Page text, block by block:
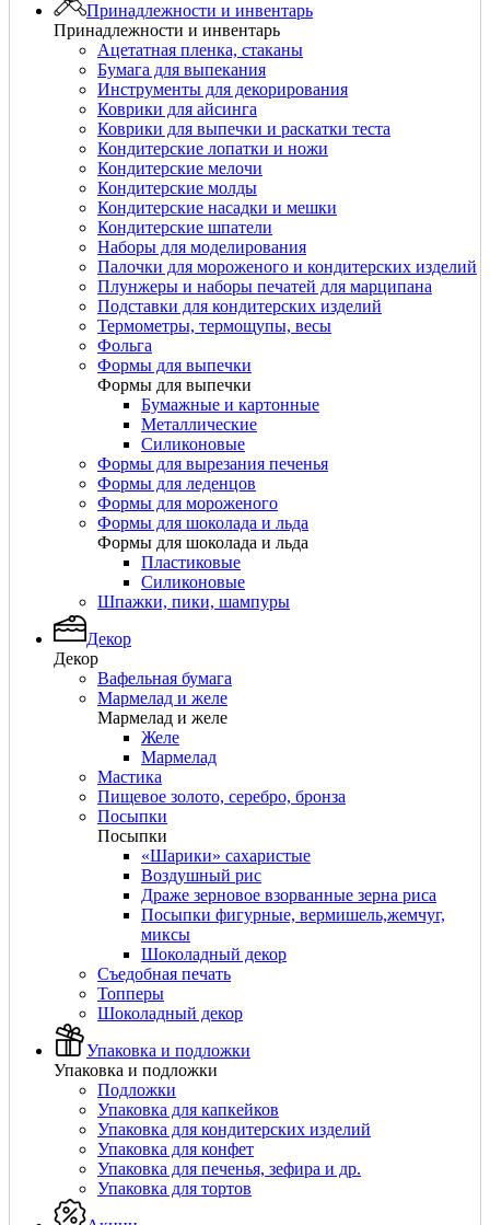
Принадлежности и инвентарь
Принадлежности и инвентарь
Ацетатная пленка, стаканы
Бумага для выпекания
Инструменты для декорирования
Коврики для айсинга
Коврики для выпечки и раскатки теста
Кондитерские лопатки и ножи
Кондитерские мелочи
Кондитерские молды
Кондитерские насадки и мешки
Кондитерские шпатели
Наборы для моделирования
Палочки для мороженого и кондитерских изделий
Плунжеры и наборы печатей для марципана
Подставки для кондитерских изделий
Термометры, термощупы, весы
Фольга
Формы для выпечки
Формы для выпечки
Бумажные и картонные
Металлические
Силиконовые
Формы для вырезания печенья
Формы для леденцов
Формы для мороженого
Формы для шоколада и льда
Формы для шоколада и льда
Пластиковые
Силиконовые
Шпажки, пики, шампуры
Декор
Декор
Вафельная бумага
Мармелад и желе
Мармелад и желе
Желе
Мармелад
Мастика
Пищевое золото, серебро, бронза
Посыпки
Посыпки
«Шарики» сахаристые
Воздушный рис
Драже зерновое взорванные зерна риса
Посыпки фигурные, вермишель,жемчуг,
миксы
Шоколадный декор
Съедобная печать
Топперы
Шоколадный декор
Упаковка и подложки
Упаковка и подложки
Подложки
Упаковка для капкейков
Упаковка для кондитерских изделий
Упаковка для конфет
Упаковка для печенья, зефира и др.
Упаковка для тортов